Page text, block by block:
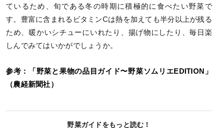
ているため、旬である冬の時期に積極的に食べたい野菜で
す。豊富に含まれるビタミンCは熱を加えても半分以上が残る
ため、暖かいシチューにいれたり、揚げ物にしたり、毎日楽
しんでみてはいかがでしょうか。
参考：「野菜と果物の品目ガイド〜野菜ソムリエEDITION」
（農経新聞社）
野菜ガイドをもっと読む！